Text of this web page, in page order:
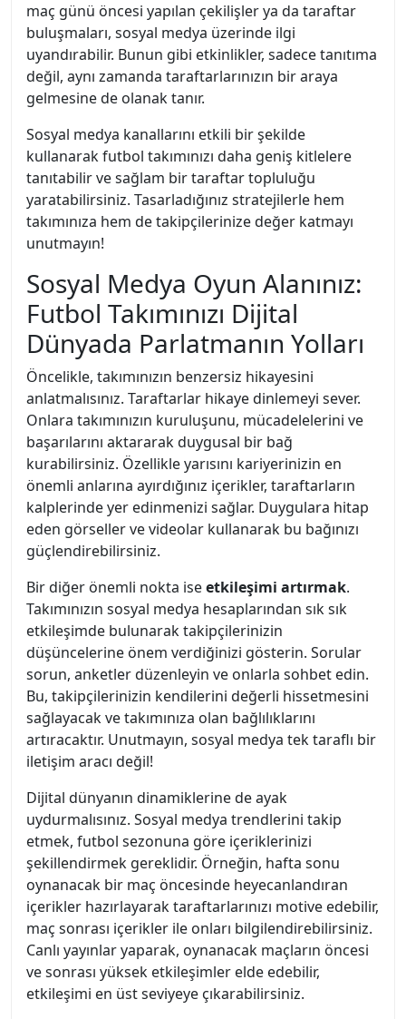
maç günü öncesi yapılan çekilişler ya da taraftar
buluşmaları, sosyal medya üzerinde ilgi
uyandırabilir. Bunun gibi etkinlikler, sadece tanıtıma
değil, aynı zamanda taraftarlarınızın bir araya
gelmesine de olanak tanır.
Sosyal medya kanallarını etkili bir şekilde
kullanarak futbol takımınızı daha geniş kitlelere
tanıtabilir ve sağlam bir taraftar topluluğu
yaratabilirsiniz. Tasarladığınız stratejilerle hem
takımınıza hem de takipçilerinize değer katmayı
unutmayın!
Sosyal Medya Oyun Alanınız:
Futbol Takımınızı Dijital
Dünyada Parlatmanın Yolları
Öncelikle, takımınızın benzersiz hikayesini
anlatmalısınız. Taraftarlar hikaye dinlemeyi sever.
Onlara takımınızın kuruluşunu, mücadelelerini ve
başarılarını aktararak duygusal bir bağ
kurabilirsiniz. Özellikle yarısını kariyerinizin en
önemli anlarına ayırdığınız içerikler, taraftarların
kalplerinde yer edinmenizi sağlar. Duygulara hitap
eden görseller ve videolar kullanarak bu bağınızı
güçlendirebilirsiniz.
Bir diğer önemli nokta iseetkileşimi artırmak.
Takımınızın sosyal medya hesaplarından sık sık
etkileşimde bulunarak takipçilerinizin
düşüncelerine önem verdiğinizi gösterin. Sorular
sorun, anketler düzenleyin ve onlarla sohbet edin.
Bu, takipçilerinizin kendilerini değerli hissetmesini
sağlayacak ve takımınıza olan bağlılıklarını
artıracaktır. Unutmayın, sosyal medya tek taraflı bir
iletişim aracı değil!
Dijital dünyanın dinamiklerine de ayak
uydurmalısınız. Sosyal medya trendlerini takip
etmek, futbol sezonuna göre içeriklerinizi
şekillendirmek gereklidir. Örneğin, hafta sonu
oynanacak bir maç öncesinde heyecanlandıran
içerikler hazırlayarak taraftarlarınızı motive edebilir,
maç sonrası içerikler ile onları bilgilendirebilirsiniz.
Canlı yayınlar yaparak, oynanacak maçların öncesi
ve sonrası yüksek etkileşimler elde edebilir,
etkileşimi en üst seviyeye çıkarabilirsiniz.